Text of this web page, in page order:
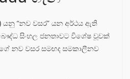
යනු “නව වසර” යන අර්ථය ඇති
සිංහල ජනතාවට විශේෂ වූවක්
නව වසර සමඟද සමකාලීනව